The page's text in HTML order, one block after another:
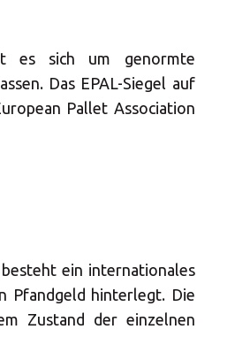
es sich um genormte
Das EPAL-Siegel auf
Pallet Association
ein internationales
Pfandgeld hinterlegt. Die
Zustand der einzelnen